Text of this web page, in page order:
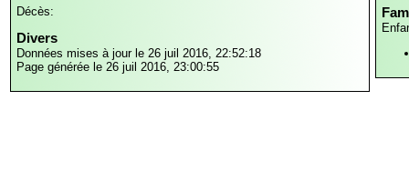
Décès:
Divers
Données mises à jour le 26 juil 2016, 22:52:18
Page générée le 26 juil 2016, 23:00:55